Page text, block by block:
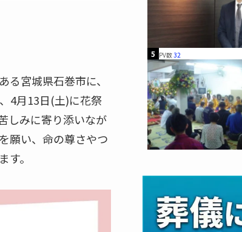
宮城県石巻市に、
4月13日(土)に花祭
しみに寄り添いなが
願い、命の尊さやつ
。
5 PV数32